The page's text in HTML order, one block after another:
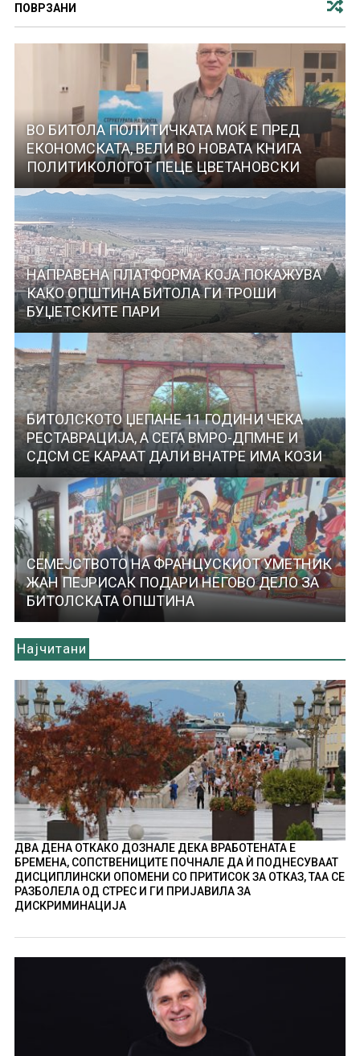
ПОВРЗАНИ
ВО БИТОЛА ПОЛИТИЧКАТА МОЌ E ПРЕД
ЕКОНОМСКАТА, ВЕЛИ ВО НОВАТА КНИГА
ПОЛИТИКОЛОГОТ ПЕЦЕ ЦВЕТАНОВСКИ
НАПРАВЕНА ПЛАТФОРМА КОЈА ПОКАЖУВА
КАКО ОПШТИНА БИТОЛА ГИ ТРОШИ
БУЏЕТСКИТЕ ПАРИ
БИТОЛСКОТО ЏЕПАНЕ 11 ГОДИНИ ЧЕКА
РЕСТАВРАЦИЈА, А СЕГА ВМРО-ДПМНЕ И
СДСМ СЕ КАРААТ ДАЛИ ВНАТРЕ ИМА КОЗИ
СЕМЕЈСТВОТО НА ФРАНЦУСКИОТ УМЕТНИК
ЖАН ПЕЈРИСАК ПОДАРИ НЕГОВО ДЕЛО ЗА
БИТОЛСКАТА ОПШТИНА
Најчитани
ДВА ДЕНА ОТКАКО ДОЗНАЛЕ ДЕКА ВРАБОТЕНАТА Е
БРЕМЕНА, СОПСТВЕНИЦИТЕ ПОЧНАЛЕ ДА Ѝ ПОДНЕСУВААТ
ДИСЦИПЛИНСКИ ОПОМЕНИ СО ПРИТИСОК ЗА ОТКАЗ, ТАА СЕ
РАЗБОЛЕЛА ОД СТРЕС И ГИ ПРИЈАВИЛА ЗА
ДИСКРИМИНАЦИЈА